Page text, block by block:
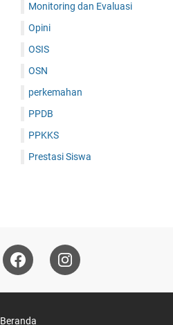
Monitoring dan Evaluasi
Opini
OSIS
OSN
perkemahan
PPDB
PPKKS
Prestasi Siswa
Beranda